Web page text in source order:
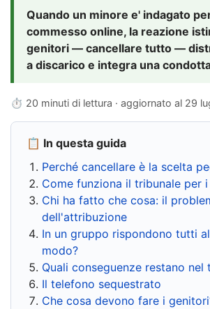
Quando un minore e' indagato
commesso online, la reazione
genitori — cancellare tutto —
a discarico e integra una
⏱ 20 minuti di lettura · aggiornato al 29
📋 In questa guida
Perché cancellare è la scelta
Come funziona il tribunale per
Chi ha fatto che cosa: il
dell'attribuzione
In un gruppo rispondono tutti
modo?
Quali conseguenze restano nel
Il telefono sequestrato
Che cosa devono fare i